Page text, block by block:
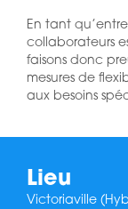
En tant
collaborateurs
faisons donc
mesures de
aux besoins
Lieu
Victoriaville